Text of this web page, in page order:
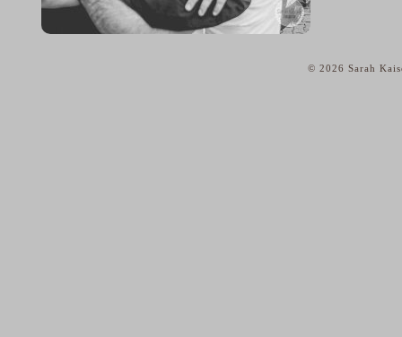
© 2026 Sarah